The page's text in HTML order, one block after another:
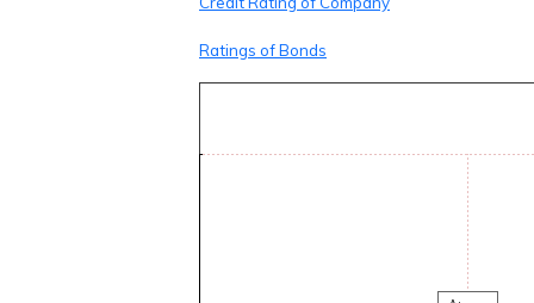
Ratings of Bonds